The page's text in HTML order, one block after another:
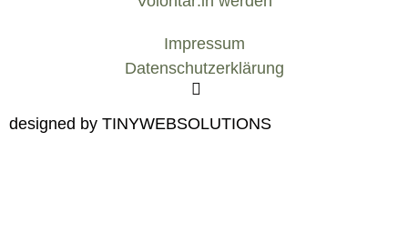
Impressum
Datenschutzerklärung
designed by TINYWEBSOLUTIONS